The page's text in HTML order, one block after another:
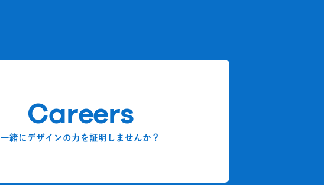
Careers
一緒にデザインの力を証明しませんか？